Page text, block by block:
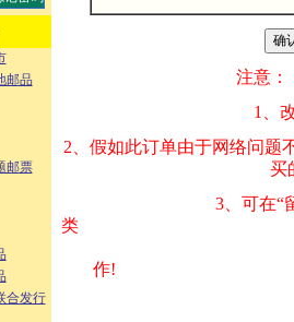
邮品
邮票
合发行
注意：
1、改变商品数量
2、假如此订单由
买的邮品的“
3、可在“
类 方式告之
作!